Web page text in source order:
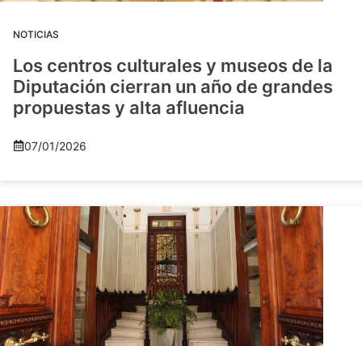
NOTICIAS
Los centros culturales y museos de la
Diputación cierran un año de grandes
propuestas y alta afluencia
07/01/2026